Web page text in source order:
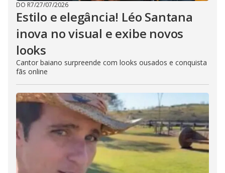
DO R7/27/07/2026
Estilo e elegância! Léo Santana
inova no visual e exibe novos
looks
Cantor baiano surpreende com looks ousados e conquista
fãs online